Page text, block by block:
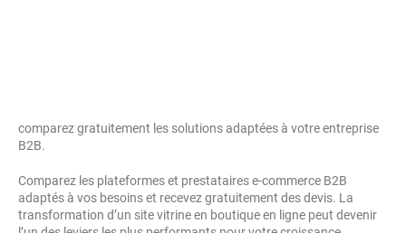
comparez gratuitement les solutions adaptées à votre entreprise
B2B.
Comparez les plateformes et prestataires e-commerce B2B
adaptés à vos besoins et recevez gratuitement des devis. La
transformation d’un site vitrine en boutique en ligne peut devenir